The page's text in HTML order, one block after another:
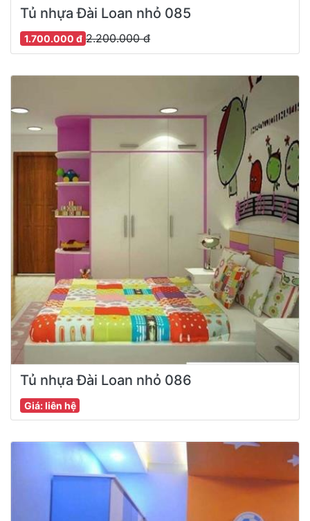
Tủ nhựa Đài Loan nhỏ 085
2.200.000 đ
1.700.000 đ
Tủ nhựa Đài Loan nhỏ 086
Giá: liên hệ